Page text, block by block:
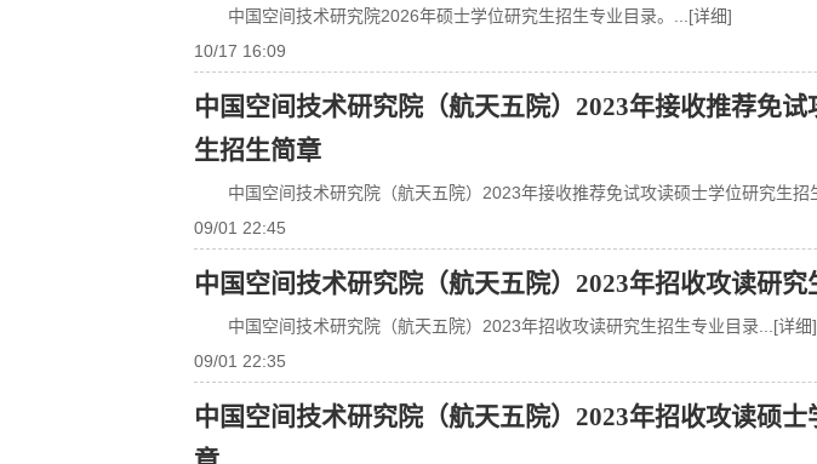
中国空间技术研究院2026年硕士学位研究生招生专业目录。
...[详细]
10/17 16:09
中国空间技术研究院（航天五院）2023年接收推荐免
生招生简章
中国空间技术研究院（航天五院）2023年接收推荐免试攻读硕士学位研究生招
09/01 22:45
中国空间技术研究院（航天五院）2023年招收攻读研
中国空间技术研究院（航天五院）2023年招收攻读研究生招生专业目录 ...[详细]
09/01 22:35
中国空间技术研究院（航天五院）2023年招收攻读硕